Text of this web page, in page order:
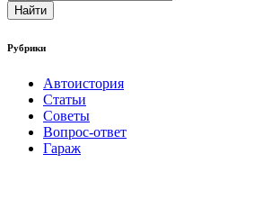
Найти
Рубрики
Автоистория
Статьи
Советы
Вопрос-ответ
Гараж